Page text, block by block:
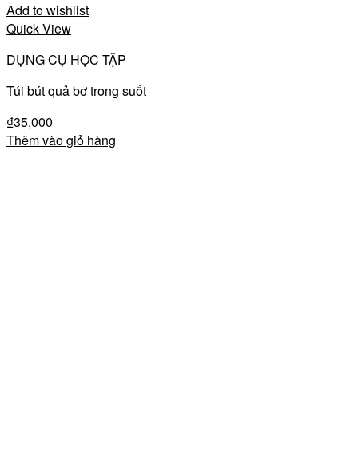
Add to wishlist
Quick View
DỤNG CỤ HỌC TẬP
Túi bút quả bơ trong suốt
₫35,000
Thêm vào giỏ hàng